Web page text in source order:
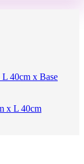
L 40cm x Base
x L 40cm